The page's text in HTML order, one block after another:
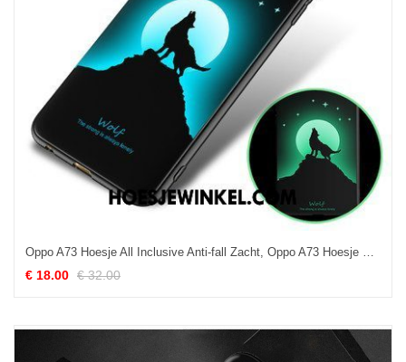
Oppo A73 Hoesje All Inclusive Anti-fall Zacht, Oppo A73 Hoesje Persoonlijk Hoes
€ 18.00 € 32.00